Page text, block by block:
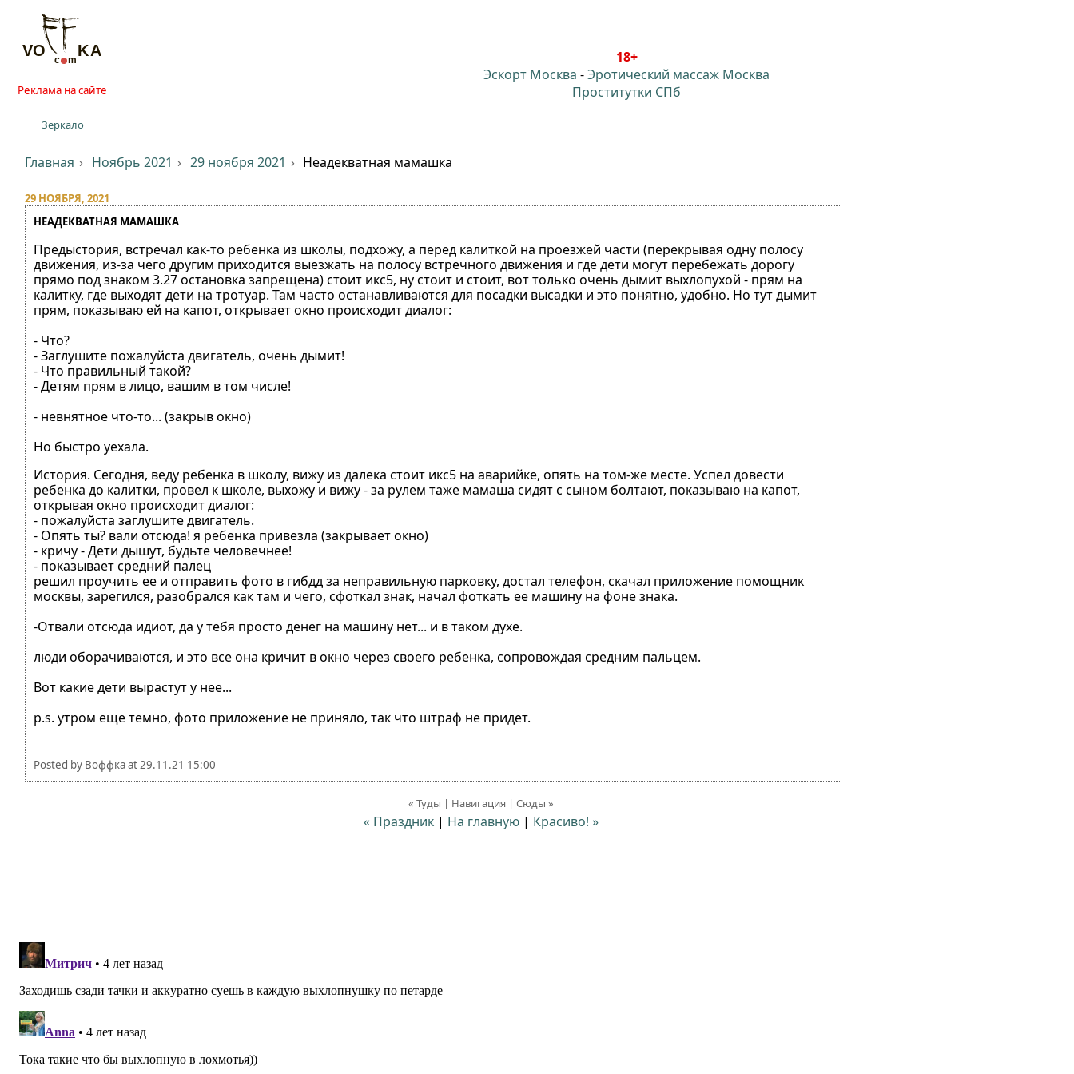
Реклама на сайте
Зеркало
18+
Эскорт Москва -Эротический массаж Москва
Проститутки СПб
Главная Ноябрь 2021 29 ноября 2021 Неадекватная мамашка
29 НОЯБРЯ, 2021
НЕАДЕКВАТНАЯ МАМАШКА
Предыстория, встречал как-то ребенка из школы, подхожу, а перед калиткой на проезжей части (перекрывая одну полосу
движения, из-за чего другим приходится выезжать на полосу встречного движения и где дети могут перебежать дорогу
прямо под знаком 3.27 остановка запрещена) стоит икс5, ну стоит и стоит, вот только очень дымит выхлопухой - прям на
калитку, где выходят дети на тротуар. Там часто останавливаются для посадки высадки и это понятно, удобно. Но тут дымит
прям, показываю ей на капот, открывает окно происходит диалог:
- Что?
- Заглушите пожалуйста двигатель, очень дымит!
- Что правильный такой?
- Детям прям в лицо, вашим в том числе!
- невнятное что-то... (закрыв окно)
Но быстро уехала.
История. Сегодня, веду ребенка в школу, вижу из далека стоит икс5 на аварийке, опять на том-же месте. Успел довести
ребенка до калитки, провел к школе, выхожу и вижу - за рулем таже мамаша сидят с сыном болтают, показываю на капот,
открывая окно происходит диалог:
- пожалуйста заглушите двигатель.
- Опять ты? вали отсюда! я ребенка привезла (закрывает окно)
- кричу - Дети дышут, будьте человечнее!
- показывает средний палец
решил проучить ее и отправить фото в гибдд за неправильную парковку, достал телефон, скачал приложение помощник
москвы, зарегился, разобрался как там и чего, сфоткал знак, начал фоткать ее машину на фоне знака.
-Отвали отсюда идиот, да у тебя просто денег на машину нет... и в таком духе.
люди оборачиваются, и это все она кричит в окно через своего ребенка, сопровождая средним пальцем.
Вот какие дети вырастут у нее...
p.s. утром еще темно, фото приложение не приняло, так что штраф не придет.
Posted by Воффкаat29.11.21 15:00
« Туды | Навигация | Сюды »
« Праздник | На главную | Красиво! »